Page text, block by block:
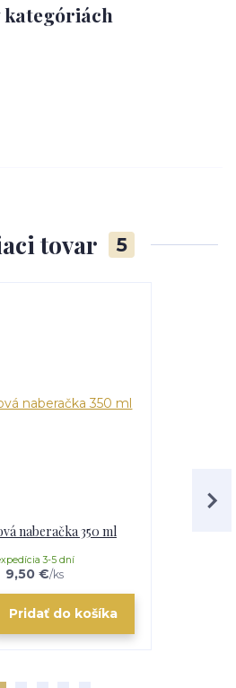
kategóriách
tovar 5
naberačka 350 ml
9,50 €/ks
3-5 dní
Pridať do košíka